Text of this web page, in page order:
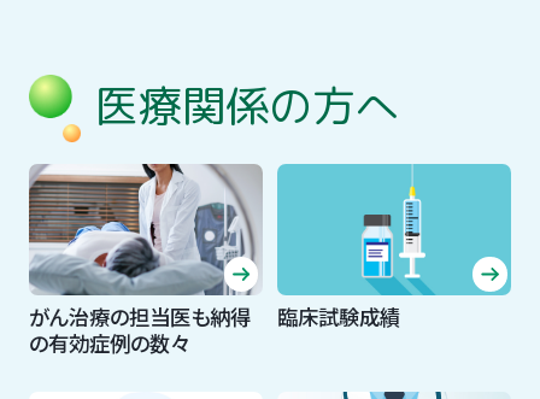
医療関係の方へ
がん治療の担当医も納得
の有効症例の数々
臨床試験成績